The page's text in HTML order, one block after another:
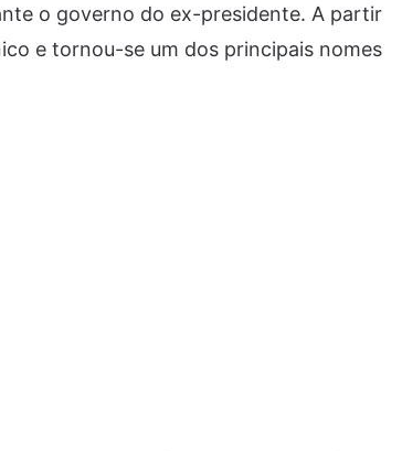
o governo do ex-presidente. A partir
e tornou-se um dos principais nomes